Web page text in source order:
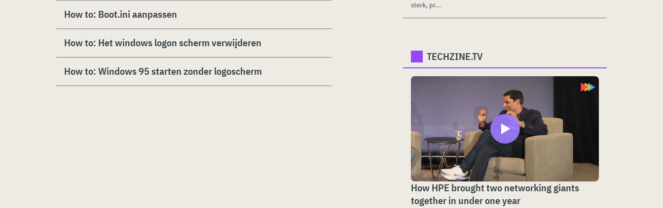
How to: Boot.ini aanpassen
How to: Het windows logon scherm verwijderen
How to: Windows 95 starten zonder logoscherm
sterk, pr...
TECHZINE.TV
How HPE brought two networking giants
together in under one year